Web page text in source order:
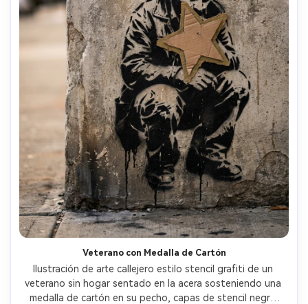
Veterano con Medalla de Cartón
Ilustración de arte callejero estilo stencil grafiti de un
veterano sin hogar sentado en la acera sosteniendo una
medalla de cartón en su pecho, capas de stencil negro